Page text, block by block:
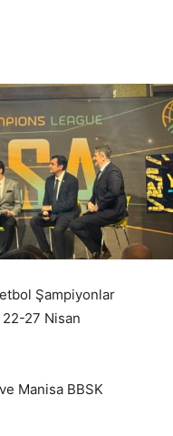
Şampiyonlar
27 Nisan
Manisa BBSK